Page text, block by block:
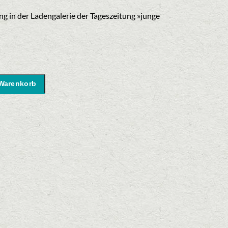
€.
in der Ladengalerie der Tageszeitung »junge